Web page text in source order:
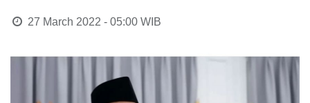
27 March 2022 - 05:00WIB